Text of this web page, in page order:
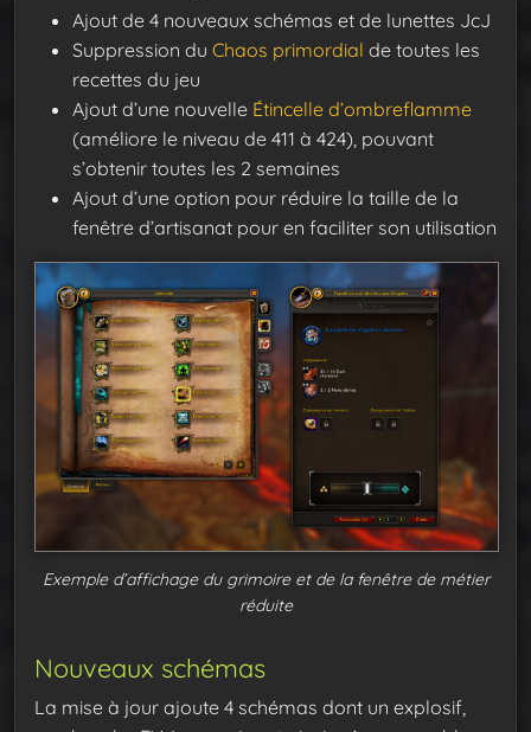
Ajout de 4 nouveaux schémas et de lunettes JcJ
Suppression du Chaos primordial de toutes les
recettes du jeu
Ajout d’une nouvelle Étincelle d’ombreflamme
(améliore le niveau de 411 à 424), pouvant
s’obtenir toutes les 2 semaines
Ajout d’une option pour réduire la taille de la
fenêtre d’artisanat pour en faciliter son utilisation
Exemple d’affichage du grimoire et de la fenêtre de métier
réduite
Nouveaux schémas
La mise à jour ajoute 4 schémas dont un explosif,